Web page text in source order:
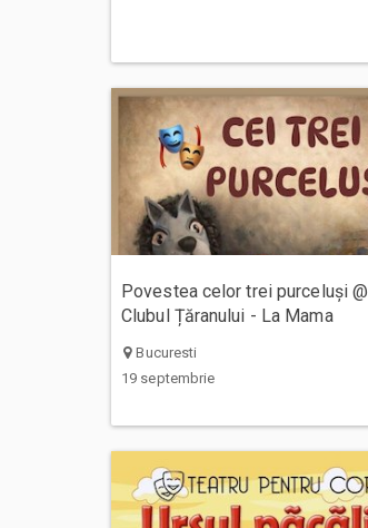
Povestea celor trei purceluși @
Clubul Țăranului - La Mama
Bucuresti
19 septembrie